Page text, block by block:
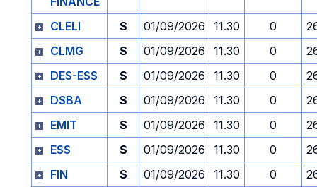
CLELI S 01/09/2026 11.30 0
CLMG
S 01/09/2026 11.30 0
DES-ESS
S 01/09/2026 11.30 0
DSBA
S 01/09/2026 11.30 0
EMIT
S 01/09/2026 11.30 0
ESS
S 01/09/2026 11.30 0
FIN
S 01/09/2026 11.30 0